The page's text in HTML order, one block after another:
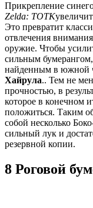
Прикрепление
Zelda: TOTK
Это превратит
отвлечения
оружие. Чтобы
сильным
найденным в южной
Хайрула.. Тем не
прочностью, в
которое в конечном
положиться. Таким
собой несколько
сильный лук и
резервной копии.
8 Роговой